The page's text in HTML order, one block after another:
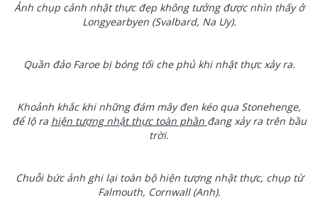
Ảnh chụp cảnh nhật thực đẹp không tưởng được nhìn thấy ở
Longyearbyen (Svalbard, Na Uy).
Quần đảo Faroe bị bóng tối che phủ khi nhật thực xảy ra.
Khoảnh khắc khi những đám mây đen kéo qua Stonehenge,
để lộ ra hiện tượng nhật thực toàn phần đang xảy ra trên bầu
trời.
Chuỗi bức ảnh ghi lại toàn bộ hiện tượng nhật thực, chụp từ
Falmouth, Cornwall (Anh).